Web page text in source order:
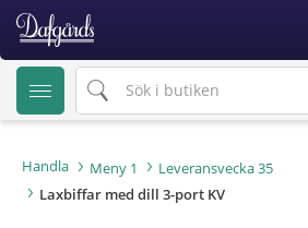
text.skipToContent
text.skipToNavigation
Handla Meny 1
Leveransvecka 35
Laxbiffar med dill 3-port KV